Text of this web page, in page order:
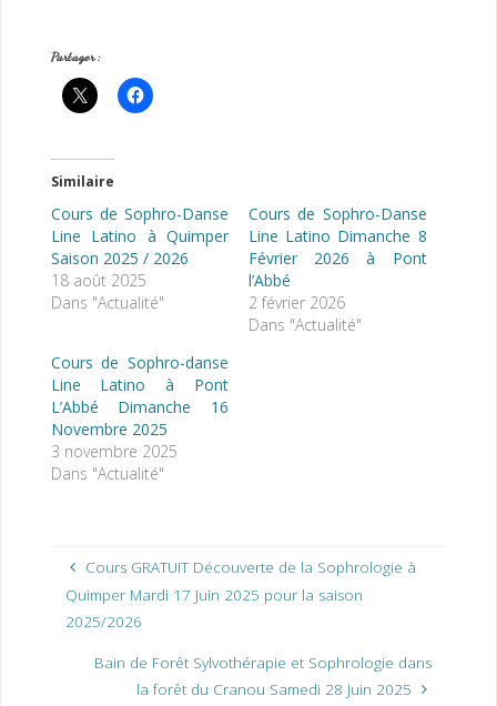
Partager :
Similaire
Cours de Sophro-Danse
Line Latino à Quimper
Saison 2025 / 2026
18 août 2025
Dans "Actualité"
Cours de Sophro-Danse
Line Latino Dimanche 8
Février 2026 à Pont
l’Abbé
2 février 2026
Dans "Actualité"
Cours de Sophro-danse
Line Latino à Pont
L’Abbé Dimanche 16
Novembre 2025
3 novembre 2025
Dans "Actualité"
Cours GRATUIT Découverte de la Sophrologie à
Quimper Mardi 17 Juin 2025 pour la saison
2025/2026
Bain de Forêt Sylvothérapie et Sophrologie dans
la forêt du Cranou Samedi 28 Juin 2025